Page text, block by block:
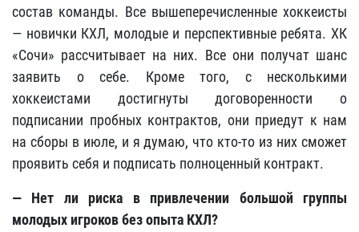
состав команды. Все вышеперечисленные хоккеисты
— новички КХЛ, молодые и перспективные ребята. ХК
«Сочи» рассчитывает на них. Все они получат шанс
заявить о себе. Кроме того, с несколькими
хоккеистами достигнуты договоренности о
подписании пробных контрактов, они приедут к нам
на сборы в июле, и я думаю, что кто-то из них сможет
проявить себя и подписать полноценный контракт.
— Нет ли риска в привлечении большой группы
молодых игроков без опыта КХЛ?